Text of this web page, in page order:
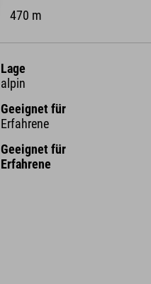
470 m
Lage
alpin
Geeignet für
Erfahrene
Geeignet für
Erfahrene